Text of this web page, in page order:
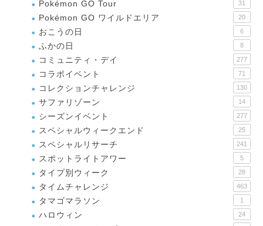
Pokémon GO Tour 31
Pokémon GO ワイルドエリア 20
おこうの日 6
ふかの日 8
コミュニティ・デイ 277
コラボイベント 71
コレクションチャレンジ 130
サファリゾーン 14
シーズンイベント 277
スペシャルウィークエンド 25
スペシャルリサーチ 241
スポットライトアワー 5
タイプ別ウィーク 28
タイムチャレンジ 463
タマゴマラソン 1
ハロウィン 24